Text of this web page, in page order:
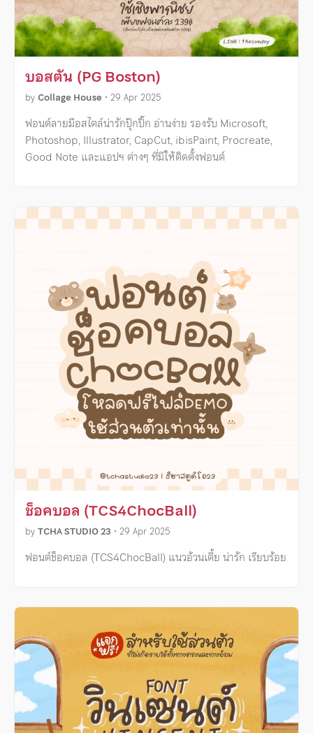
บอสตัน (PG Boston)
by Collage House • 29 Apr 2025
ฟอนต์ลายมือสไตล์น่ารักปุ๊กปิ๊ก อ่านง่าย รองรับ Microsoft,
Photoshop, Illustrator, CapCut, ibisPaint, Procreate,
Good Note และแอปฯ ต่างๆ ที่มีให้ติดตั้งฟอนต์
ช็อคบอล (TCS4ChocBall)
byTCHA STUDIO 23 • 29 Apr 2025
ฟอนต์ช็อคบอล (TCS4ChocBall) แนวอ้วนเตี้ย น่ารัก เรียบร้อย